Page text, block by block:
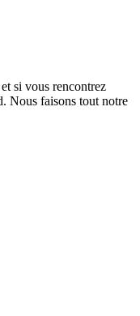
si vous rencontrez
Nous faisons tout notre